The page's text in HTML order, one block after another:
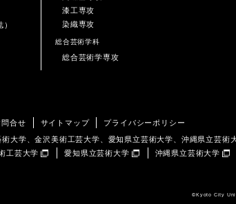
漆工専攻
染織専攻
総合芸術学科
総合芸術学専攻
問合せ サイトマップ
プライバシーポリシー
大学、金沢美術工芸大学、愛知県立芸術大学、沖縄県立芸術
工芸大学 愛知県立芸術大学 沖縄県立芸術大学
©️Kyoto City